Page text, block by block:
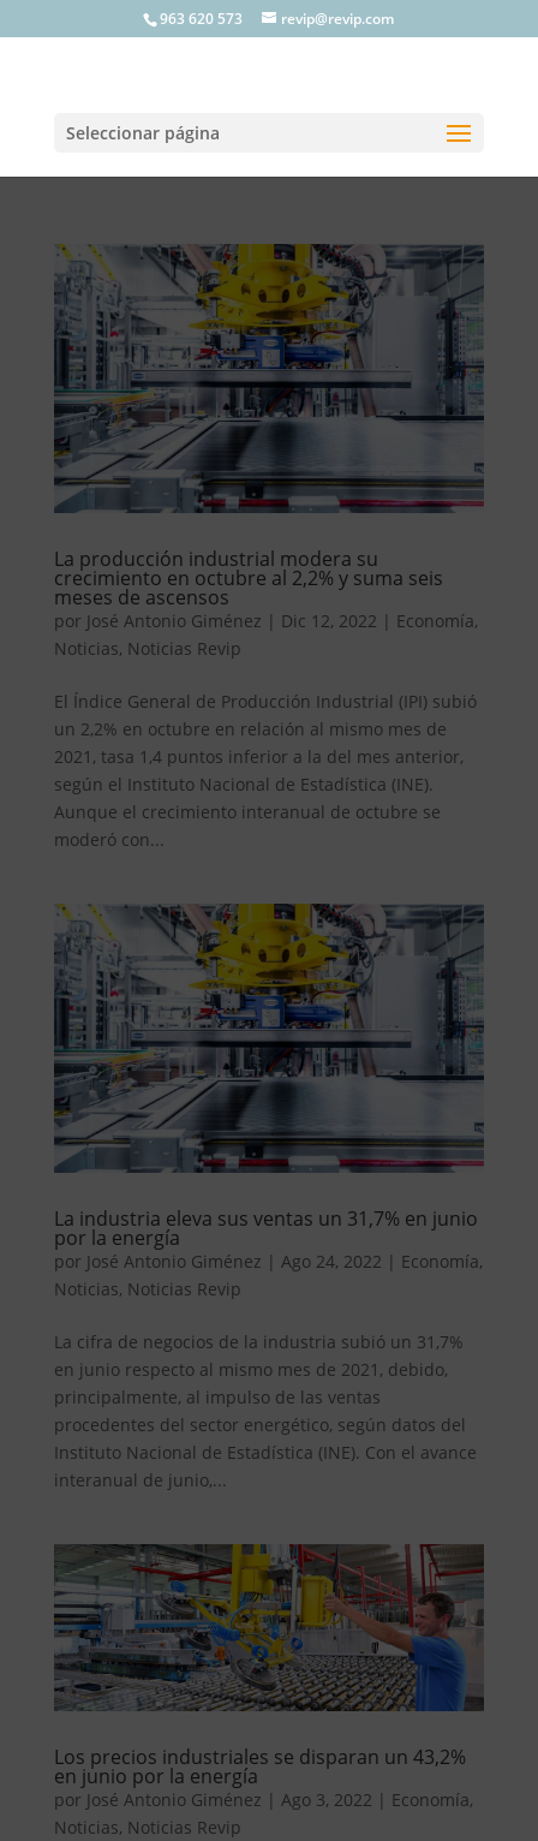
963 620 573 revip@revip.com
Seleccionar página
La producción industrial modera su
crecimiento en octubre al 2,2% y suma seis
meses de ascensos
por José Antonio Giménez | Dic 12, 2022 | Economía,
Noticias, Noticias Revip
El Índice General de Producción Industrial (IPI) subió
un 2,2% en octubre en relación al mismo mes de
2021, tasa 1,4 puntos inferior a la del mes anterior,
según el Instituto Nacional de Estadística (INE).
Aunque el crecimiento interanual de octubre se
moderó con...
La industria eleva sus ventas un 31,7% en junio
por la energía
por José Antonio Giménez | Ago 24, 2022 | Economía,
Noticias, Noticias Revip
La cifra de negocios de la industria subió un 31,7%
en junio respecto al mismo mes de 2021, debido,
principalmente, al impulso de las ventas
procedentes del sector energético, según datos del
Instituto Nacional de Estadística (INE). Con el avance
interanual de junio,...
Los precios industriales se disparan un 43,2%
en junio por la energía
por José Antonio Giménez | Ago 3, 2022 | Economía,
Noticias, Noticias Revip